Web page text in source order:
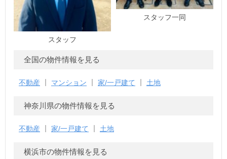
スタッフ
スタッフ一同
全国の物件情報を見る
不動産 マンション 家/一戸建て 土地
神奈川県の物件情報を見る
不動産 家/一戸建て 土地
横浜市の物件情報を見る